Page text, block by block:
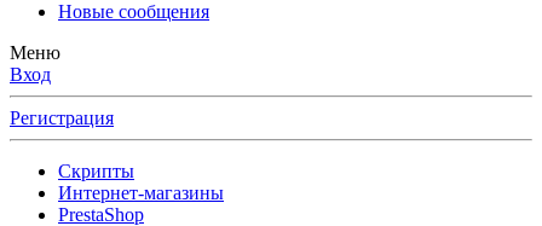
Новые сообщения
Меню
Вход
Регистрация
Скрипты
Интернет-магазины
PrestaShop